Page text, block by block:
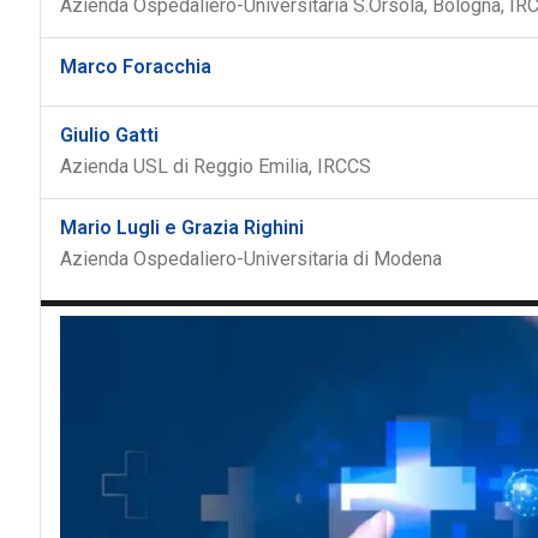
Azienda Ospedaliero-Universitaria S.Orsola, Bologna,
Marco Foracchia
Giulio Gatti
Azienda USL di Reggio Emilia, IRCCS
Mario Lugli e Grazia Righini
Azienda Ospedaliero-Universitaria di Modena